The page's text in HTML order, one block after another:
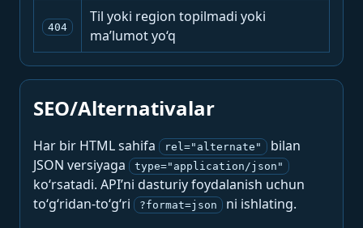
404
Til yoki region topilmadi yoki
ma’lumot yo‘q
SEO/Alternativalar
Har bir HTML sahifa rel="alternate"
bilan
JSON versiyaga
type="application/json"
ko‘rsatadi. API’ni dasturiy foydalanish uchun
to‘g‘ridan-to‘g‘ri
?format=json ni ishlating.